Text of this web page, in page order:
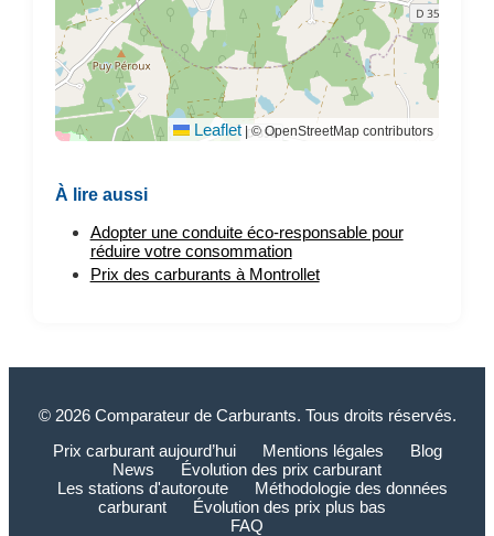
Leaflet |© OpenStreetMap contributors
À lire aussi
Adopter une conduite éco-responsable pour
réduire votre consommation
Prix des carburants à Montrollet
© 2026 Comparateur de Carburants. Tous droits réservés.
Prix carburant aujourd’hui
Mentions légales
Blog
News
Évolution des prix carburant
Les stations d'autoroute
Méthodologie des données
carburant
Évolution des prix plus bas
FAQ